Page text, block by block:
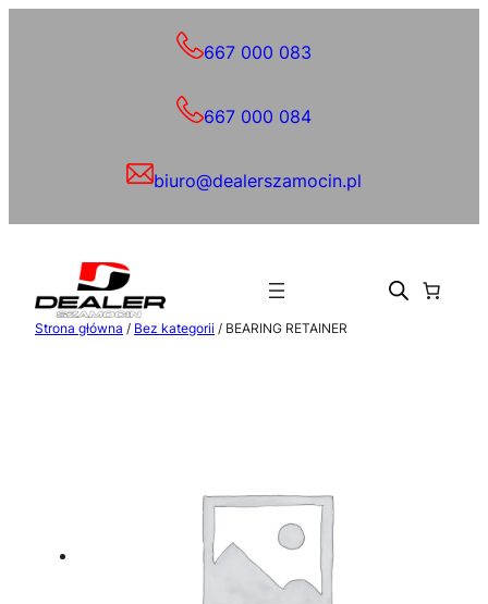
667 000 083
667 000 084
biuro@dealerszamocin.pl
Strona główna / Bez kategorii / BEARING RETAINER